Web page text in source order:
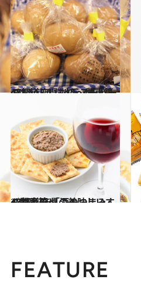
2017.1.21
47都道府県 地元スーパーのおいしいもの～関東篇～
グルメ
2017.12.21
47都道府県の美味しいすぐれもの 「酒のつまみ」～関東篇～
グルメ
FEATURE